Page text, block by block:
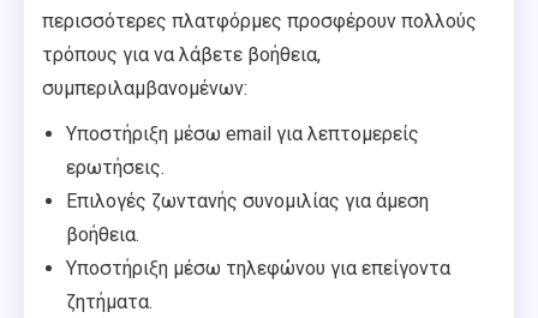
περισσότερες πλατφόρμες προσφέρουν πολλούς
τρόπους για να λάβετε βοήθεια,
συμπεριλαμβανομένων:
Υποστήριξη μέσω email για λεπτομερείς
ερωτήσεις.
Επιλογές ζωντανής συνομιλίας για άμεση
βοήθεια.
Υποστήριξη μέσω τηλεφώνου για επείγοντα
ζητήματα.